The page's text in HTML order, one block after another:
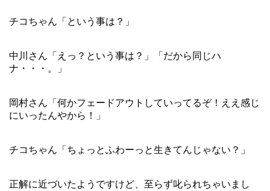
チコちゃん「という事は？」
中川さん「えっ？という事は？」「だから同じハ
ナ・・・。」
岡村さん「何かフェードアウトしていってるぞ！ええ感じ
にいったんやから！」
チコちゃん「ちょっとふわーっと生きてんじゃない？」
正解に近づいたようですけど、至らず叱られちゃいまし